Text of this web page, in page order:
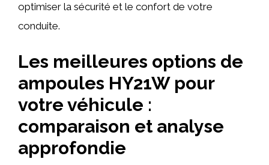
optimiser la sécurité et le confort de votre
conduite.
Les meilleures options de
ampoules HY21W pour
votre véhicule :
comparaison et analyse
approfondie